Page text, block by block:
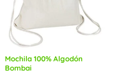
Mochila 100% Algodón
Bombai